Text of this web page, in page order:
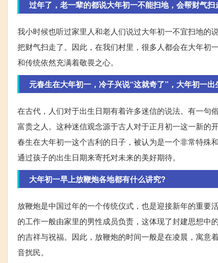
过年了，老一辈的都说大年初一不能扫地，会帮财气
我小时候也听过家里人和老人们说过大年初一不宜扫地的
把财气扫走了。因此，在我们村里，很多人都会在大年初
和传统依然充满着敬畏之心。
元春生在大年初一，冷子兴说“这就奇了”，大年初一出
在古代，人们对于出生日期有着许多迷信的说法。有一句
富贵之人。这种迷信观念源于古人对于正月初一这一新的
春生在大年初一这个吉利的日子，被认为是一个非常特殊
通过孩子的出生日期来寄托对未来的美好期待。
大年初一早上放鞭炮各地都有什么讲究?
放鞭炮是中国过年的一个传统仪式，也是迎接新年的重
的工作一般由家里的男性成员负责，这体现了封建思想
的吉祥与祝福。因此，放鞭炮的时间一般是在凌晨，寓意
音扰民。